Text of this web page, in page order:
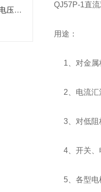
如何选择适合的交直流耐电压测试仪
QJ57P-1直
用途：
1、对金属
2、电流汇
3、对低阻
4、开关、
5、各型电